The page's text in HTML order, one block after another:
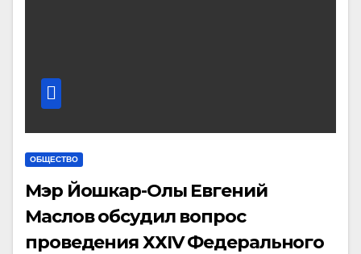
ОБЩЕСТВО
Мэр Йошкар-Олы Евгений
Маслов обсудил вопрос
проведения ХХIV Федерального